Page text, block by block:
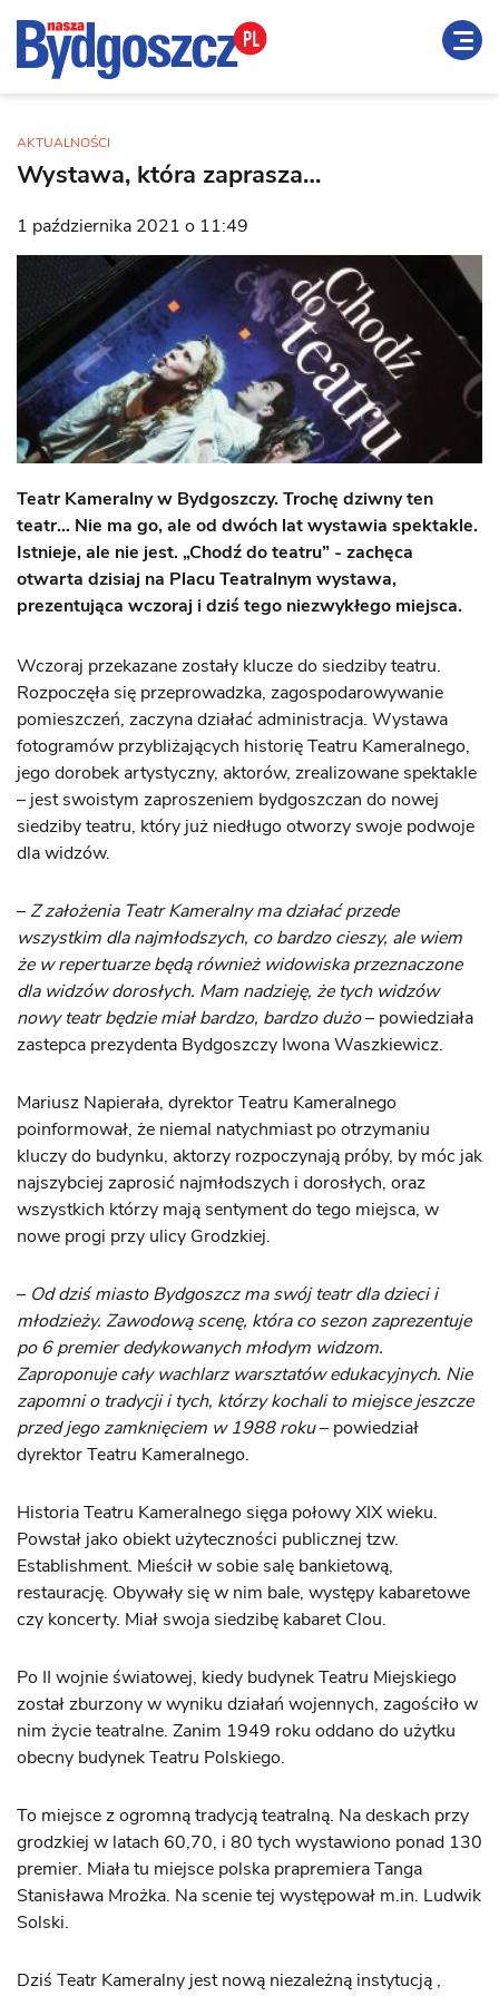
AKTUALNOŚCI
Wystawa, która zaprasza…
1 października 2021 o 11:49
Teatr Kameralny w Bydgoszczy. Trochę dziwny ten
teatr… Nie ma go, ale od dwóch lat wystawia spektakle.
Istnieje, ale nie jest. „Chodź do teatru” - zachęca
otwarta dzisiaj na Placu Teatralnym wystawa,
prezentująca wczoraj i dziś tego niezwykłego miejsca.
Wczoraj przekazane zostały klucze do siedziby teatru.
Rozpoczęła się przeprowadzka, zagospodarowywanie
pomieszczeń, zaczyna działać administracja. Wystawa
fotogramów przybliżających historię Teatru Kameralnego,
jego dorobek artystyczny, aktorów, zrealizowane spektakle
– jest swoistym zaproszeniem bydgoszczan do nowej
siedziby teatru, który już niedługo otworzy swoje podwoje
dla widzów.
–Z założenia Teatr Kameralny ma działać przede
wszystkim dla najmłodszych, co bardzo cieszy, ale wiem
że w repertuarze będą również widowiska przeznaczone
dla widzów dorosłych. Mam nadzieję, że tych widzów
nowy teatr będzie miał bardzo, bardzo dużo– powiedziała
zastepca prezydenta Bydgoszczy Iwona Waszkiewicz.
Mariusz Napierała, dyrektor Teatru Kameralnego
poinformował, że niemal natychmiast po otrzymaniu
kluczy do budynku, aktorzy rozpoczynają próby, by móc jak
najszybciej zaprosić najmłodszych i dorosłych, oraz
wszystkich którzy mają sentyment do tego miejsca, w
nowe progi przy ulicy Grodzkiej.
– Od dziś miasto Bydgoszcz ma swój teatr dla dzieci i
młodzieży. Zawodową scenę, która co sezon zaprezentuje
po 6 premier dedykowanych młodym widzom.
Zaproponuje cały wachlarz warsztatów edukacyjnych. Nie
zapomni o tradycji i tych, którzy kochali to miejsce jeszcze
przed jego zamknięciem w 1988 roku– powiedział
dyrektor Teatru Kameralnego.
Historia Teatru Kameralnego sięga połowy XIX wieku.
Powstał jako obiekt użyteczności publicznej tzw.
Establishment. Mieścił w sobie salę bankietową,
restaurację. Obywały się w nim bale, występy kabaretowe
czy koncerty. Miał swoja siedzibę kabaret Clou.
Po II wojnie światowej, kiedy budynek Teatru Miejskiego
został zburzony w wyniku działań wojennych, zagościło w
nim życie teatralne. Zanim 1949 roku oddano do użytku
obecny budynek Teatru Polskiego.
To miejsce z ogromną tradycją teatralną. Na deskach przy
grodzkiej w latach 60,70, i 80 tych wystawiono ponad 130
premier. Miała tu miejsce polska prapremiera Tanga
Stanisława Mrożka. Na scenie tej występował m.in. Ludwik
Solski.
Dziś Teatr Kameralny jest nową niezależną instytucją ,